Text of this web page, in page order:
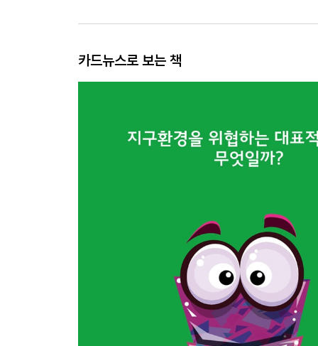
카드뉴스로 보는 책